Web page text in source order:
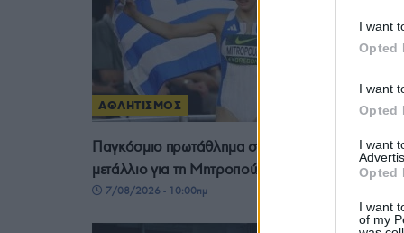
I want
Opted
I want
Opted
I want
Opted
I want
of my
ΑΘΛΗΤΙΣΜΟΣ
Παγκόσμιο πρωτάθλημα στίβου Κ20: Ασημένιο
μετάλλιο για τη Μητροπούλου στο μήκος
7/08/2026 - 10:00πμ